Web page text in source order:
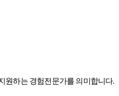
원하는 경험전문가를 의미합니다.